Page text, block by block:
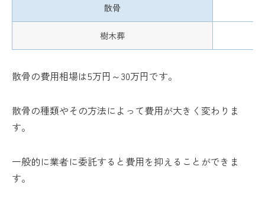
散骨
樹木葬
散骨の費用相場は5万円～30万円です。
散骨の種類やその方法によって費用が大きく変わりま
す。
一般的に業者に委託すると費用を抑えることができま
す。